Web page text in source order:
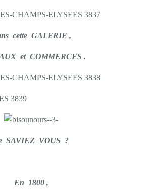
cette GALERIE ,
et COMMERCES .
SAVIEZ VOUS ?
En 1800 ,